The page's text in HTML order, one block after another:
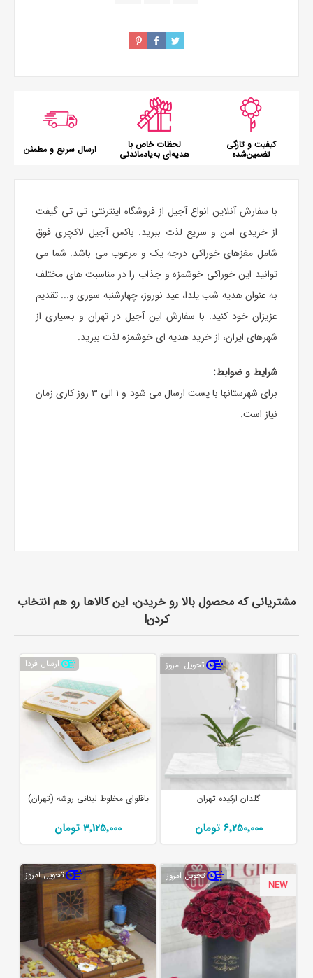
کیفیت و تازگی
تضمین‌شده
لحظات خاص با
هدیه‌ای به‌یادماندنی ارسال سریع و مطمئن
با سفارش آنلاین انواع آجیل از فروشگاه اینترنتی تی تی گیفت
از خریدی امن و سریع لذت ببرید. باکس آجیل لاکچری فوق
شامل مغزهای خوراکی درجه یک و مرغوب می باشد. شما می
توانید این خوراکی خوشمزه و جذاب را در مناسبت های مختلف
به عنوان هدیه شب یلدا، عید نوروز، چهارشنبه سوری و... تقدیم
عزیزان خود کنید. با سفارش این آجیل در تهران و بسیاری از
شهرهای ایران، از خرید هدیه ای خوشمزه لذت ببرید.
شرایط و ضوابط:
برای شهرستانها با پست ارسال می شود و ۱ الی ۳ روز کاری زمان
نیاز است.
مشتریانی که محصول بالا رو خریدن، این کالاها رو هم انتخاب
کردن!
تحویل امروز
گلدان ارکیده تهران
6٬250٬000 تومان
ارسال فردا
باقلوای مخلوط لبنانی روشه (تهران)
3٬125٬000 تومان
تحویل امروز
NEW
تحویل امروز